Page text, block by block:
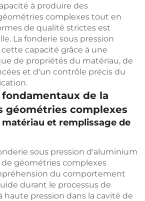
à produire des
complexes tout en
de qualité strictes est
La fonderie sous pression
capacité grâce à une
de propriétés du matériau, de
et d'un contrôle précis du
de la
géométries complexes
et remplissage de
sous pression d'aluminium
de géométries complexes
du comportement
durant le processus de
haute pression dans la cavité de